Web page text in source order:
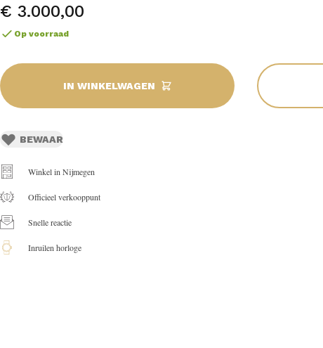
€ 3.000,00
Op voorraad
IN WINKELWAGEN
BEWAAR
Winkel in Nijmegen
Officieel verkooppunt
Snelle reactie
Inruilen horloge